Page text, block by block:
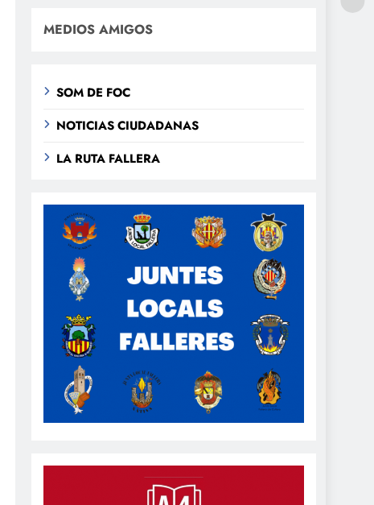
MEDIOS AMIGOS
SOM DE FOC
NOTICIAS CIUDADANAS
LA RUTA FALLERA